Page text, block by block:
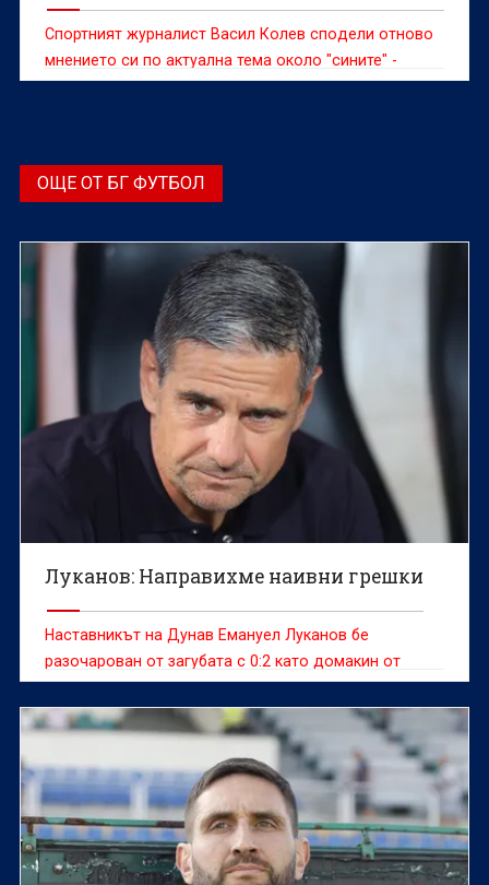
Спортният журналист Васил Колев сподели отново
мнението си по актуална тема около "сините" -
избирането на цвета за резервния екип догодина
ОЩЕ ОТ БГ ФУТБОЛ
Луканов: Направихме наивни грешки
Наставникът на Дунав Емануел Луканов бе
разочарован от загубата с 0:2 като домакин от
Арда